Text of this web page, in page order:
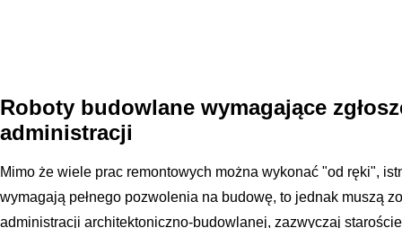
Roboty budowlane wymagające
administracji
Mimo że wiele prac remontowych można wykonać "od ręki",
wymagają pełnego pozwolenia na budowę, to jednak muszą
administracji architektoniczno-budowlanej, zazwyczaj